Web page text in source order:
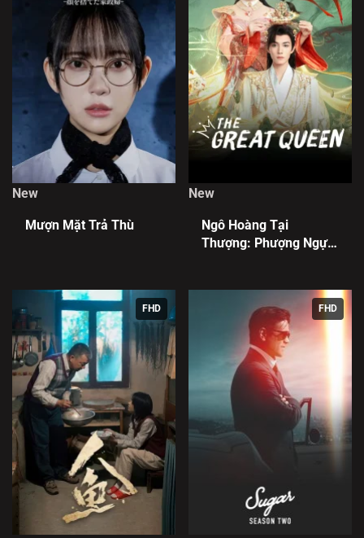
New
Mượn Mặt Trả Thù
New
Ngô Hoàng Tại
Thượng: Phượng Ngự
FHD FHD